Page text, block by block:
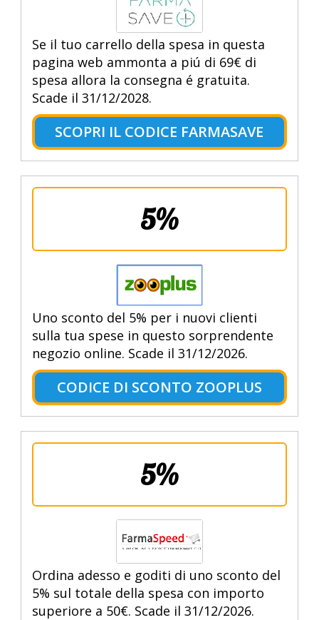
Se il tuo carrello della spesa in questa
pagina web ammonta a piú di 69€ di
spesa allora la consegna é gratuita.
Scade il 31/12/2028.
SCOPRI IL CODICE FARMASAVE
5%
Uno sconto del 5% per i nuovi clienti
sulla tua spese in questo sorprendente
negozio online. Scade il 31/12/2026.
CODICE DI SCONTO ZOOPLUS
5%
Ordina adesso e goditi di uno sconto del
5% sul totale della spesa con importo
superiore a 50€. Scade il 31/12/2026.